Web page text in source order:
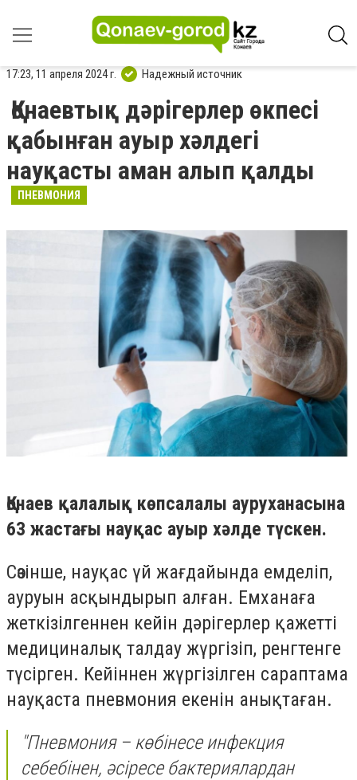
17:23, 11 апреля 2024 г. Надежный источник
Қонаевтық дәрігерлер өкпесі
қабынған ауыр хәлдегі
науқасты аман алып қалды
ПНЕВМОНИЯ
Қонаев қалалық көпсалалы ауруханасына
63 жастағы науқас ауыр хәлде түскен.
Сөзінше, науқас үй жағдайында емделіп,
ауруын асқындырып алған. Емханаға
жеткізілгеннен кейін дәрігерлер қажетті
медициналық талдау жүргізіп, ренгтенге
түсірген. Кейіннен жүргізілген сараптама
науқаста пневмония екенін анықтаған.
"Пневмония – көбінесе инфекция
себебінен, әсіресе бактериялардан